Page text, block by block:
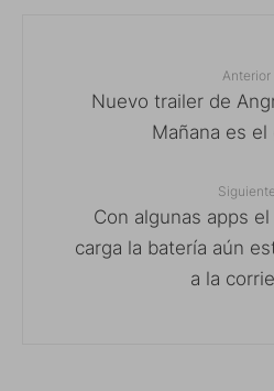
Anterior
Nuevo trailer de
Mañana es el
Siguiente
Con algunas apps
carga la batería aún
a la